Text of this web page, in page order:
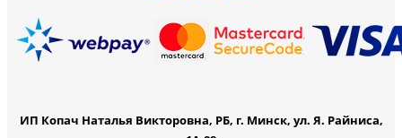
ИП Копач Наталья Викторовна, РБ, г. Минск, ул. Я. Райниса,